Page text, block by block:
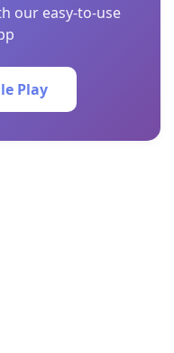
our easy-to-use
Play